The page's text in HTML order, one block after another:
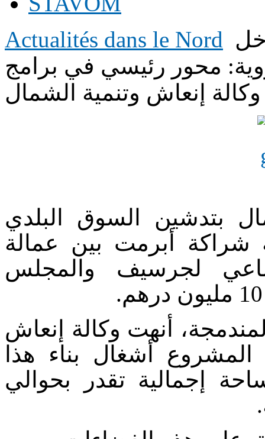
Actualités dans le Nord
محور رئيسي في برامج
وكالة إنعاش وتنمية الشمال
بتدشين السوق البلدي
شراكة أبرمت بين عمالة
لجرسيف والمجلس
أنهت وكالة إنعاش
المشروع أشغال بناء هذا
إجمالية تقدر بحوالي
.